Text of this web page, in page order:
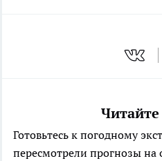
Готовьтесь к погодному
пересмотрели прогнозы на